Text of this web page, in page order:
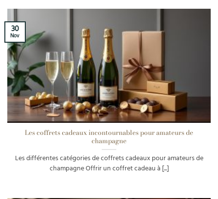
Les coffrets cadeaux incontournables pour amateurs de
champagne
Les différentes catégories de coffrets cadeaux pour amateurs de
champagne Offrir un coffret cadeau à [...]
30
Nov